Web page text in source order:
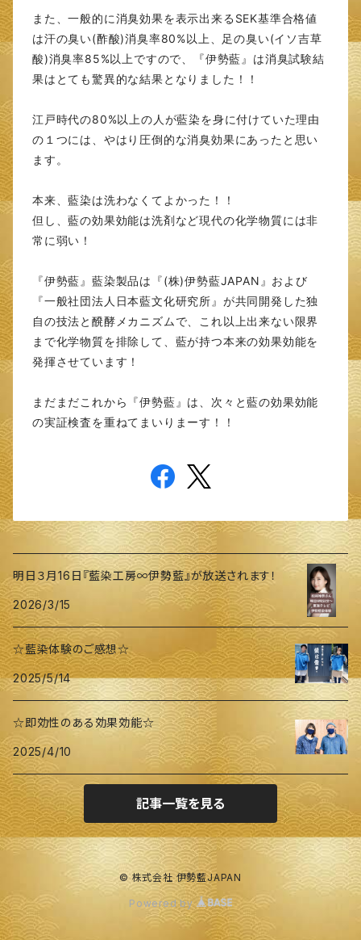
また、一般的に消臭効果を表示出来るSEK基準合格値
は汗の臭い(酢酸)消臭率80%以上、足の臭い(イソ吉草
酸)消臭率85%以上ですので、『伊勢藍』は消臭試験結
果はとても驚異的な結果となりました！！
江戸時代の80%以上の人が藍染を身に付けていた理由
の１つには、やはり圧倒的な消臭効果にあったと思い
ます。
本来、藍染は洗わなくてよかった！！
但し、藍の効果効能は洗剤など現代の化学物質には非
常に弱い！
『伊勢藍』藍染製品は『(株)伊勢藍JAPAN』および
『一般社団法人日本藍文化研究所』が共同開発した独
自の技法と醗酵メカニズムで、これ以上出来ない限界
まで化学物質を排除して、藍が持つ本来の効果効能を
発揮させています！
まだまだこれから『伊勢藍』は、次々と藍の効果効能
の実証検査を重ねてまいりまーす！！
明日３月16日『藍染工房∞伊勢藍』が放送されます！
2026/3/15
☆藍染体験のご感想☆
2025/5/14
☆即効性のある効果効能☆
2025/4/10
記事一覧を見る
© 株式会社 伊勢藍JAPAN
Powered by